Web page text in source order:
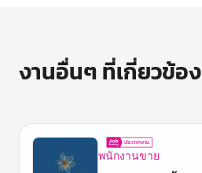
งานอื่นๆ ที่เกี่ยวข้อง
พนักงานขาย